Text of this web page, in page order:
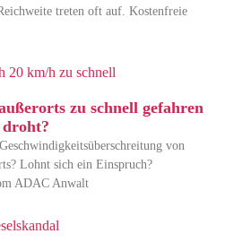
treten oft auf. Kostenfreie
zu schnell gefahren
droht?
von
Lohnt sich ein Einspruch?
ADAC Anwalt